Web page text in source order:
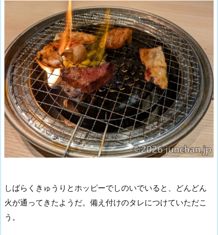
しばらくきゅうりとホッピーでしのいでいると、どんどん
火が通ってきたようだ。備え付けのタレにつけていただこ
う。